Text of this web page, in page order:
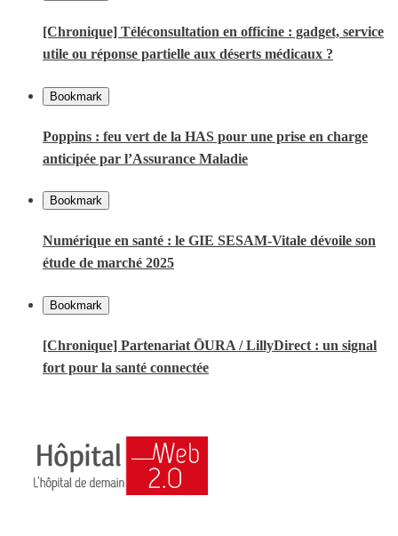
[Chronique] Téléconsultation en officine : gadget, service
utile ou réponse partielle aux déserts médicaux ?
Bookmark
Poppins : feu vert de la HAS pour une prise en charge
anticipée par l’Assurance Maladie
Bookmark
Numérique en santé : le GIE SESAM-Vitale dévoile son
étude de marché 2025
Bookmark
[Chronique] Partenariat ŌURA / LillyDirect : un signal
fort pour la santé connectée